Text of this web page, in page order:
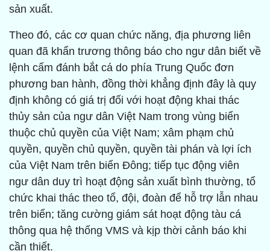
sản xuất.
Theo đó, các cơ quan chức năng, địa phương liên
quan đã khẩn trương thông báo cho ngư dân biết về
lệnh cấm đánh bắt cá do phía Trung Quốc đơn
phương ban hành, đồng thời khẳng định đây là quy
định không có giá trị đối với hoạt động khai thác
thủy sản của ngư dân Việt Nam trong vùng biển
thuộc chủ quyền của Việt Nam; xâm phạm chủ
quyền, quyền chủ quyền, quyền tài phán và lợi ích
của Việt Nam trên biển Đông; tiếp tục động viên
ngư dân duy trì hoạt động sản xuất bình thường, tổ
chức khai thác theo tổ, đội, đoàn để hỗ trợ lẫn nhau
trên biển; tăng cường giám sát hoạt động tàu cá
thông qua hệ thống VMS và kịp thời cảnh báo khi
cần thiết.